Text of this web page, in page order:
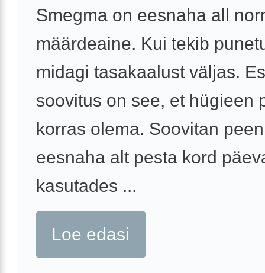
Smegma on eesnaha all
määrdeaine. Kui tekib
midagi tasakaalust väljas.
soovitus on see, et hügieen
korras olema. Soovitan
eesnaha alt pesta kord
kasutades ...
Loe edasi